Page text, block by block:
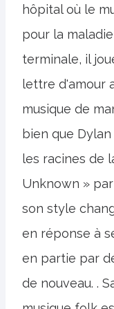
hôpital où le
pour la
terminale, il
lettre d'amour
musique de
bien que
les racines de
Unknown »
son style
en réponse à
en partie par
de nouveau. .